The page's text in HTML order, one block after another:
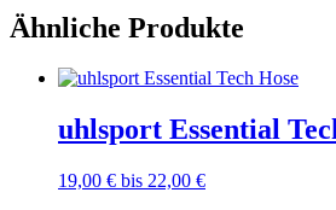
Ähnliche Produkte
uhlsport Essential
19,00 € bis 22,00 €